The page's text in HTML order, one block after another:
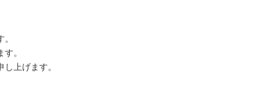
。
す。
し上げます。